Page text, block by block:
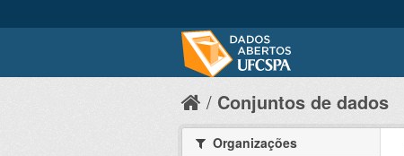
Conjuntos de dados
Organizações